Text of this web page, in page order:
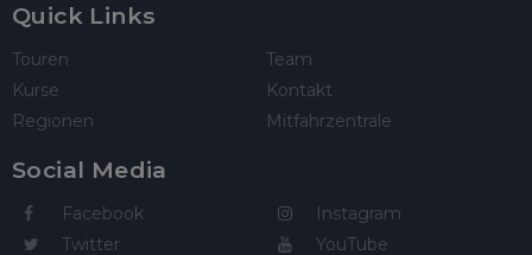
Quick Links
Touren
Kurse
Regionen
Team
Kontakt
Mitfahrzentrale
Social Media
Facebook
Twitter
Instagram
YouTube